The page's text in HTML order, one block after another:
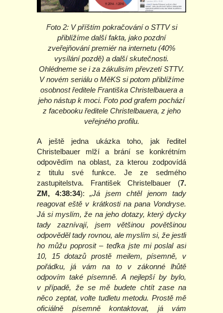
Foto 2: V příštím pokračování o STTV si
přiblížíme další fakta, jako pozdní
zveřejňování premiér na internetu (40%
vysílání pozdě) a další skutečnosti.
Ohlédneme se i za zákulisím převzetí STTV.
V novém seriálu o MěKS si potom přiblížíme
osobnost ředitele Františka Christelbauera a
jeho nástup k moci. Foto pod grafem pochází
z facebooku ředitele Christelbauera, z jeho
veřejného profilu.
A ještě jedna ukázka toho, jak ředitel
Christelbauer mlží a brání se konkrétním
odpovědím na oblast, za kterou zodpovídá
z titulu své funkce. Je ze sedmého
zastupitelstva. František Christelbauer (7.
ZM, 4:38:34): „Já jsem chtěl jenom tady
reagovat eště v krátkosti na pana Vondryse.
Já si myslím, že na jeho dotazy, který dycky
tady zaznívají, jsem většinou povětšinou
odpověděl tady rovnou, ale myslím si, že jestli
ho můžu poprosit – teďka jste mi poslal asi
10, 15 dotazů prostě meilem, písemně, v
pořádku, já vám na to v zákonné lhůtě
odpovím také písemně. A nejlepší by bylo,
v případě, že se mě budete chtít zase na
něco zeptat, volte tudletu metodu. Prostě mě
oficiálně písemně kontaktovat, já vám